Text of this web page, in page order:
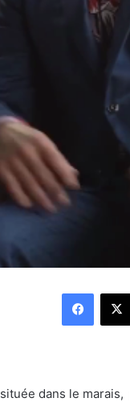
située dans le marais,